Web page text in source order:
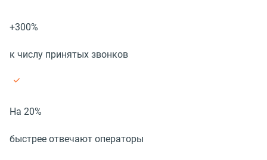
+300%
к числу принятых звонков
На 20%
быстрее отвечают операторы